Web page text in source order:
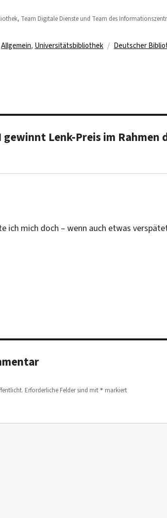
Team Digitale Dienste und Team des
Kategorien
Allgemein, Universitätsbibliothek Schlagwörter
Deutscher
gewinnt Lenk-Preis im
ich mich doch – wenn auch etwas
Erforderliche Felder sind mit * markiert